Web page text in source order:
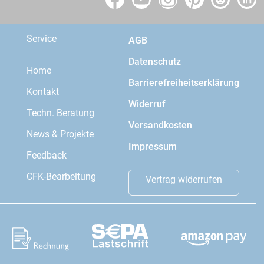
Service
Home
Kontakt
Techn. Beratung
News & Projekte
Feedback
CFK-Bearbeitung
AGB
Datenschutz
Barrierefreiheitserklärung
Widerruf
Versandkosten
Impressum
Vertrag widerrufen